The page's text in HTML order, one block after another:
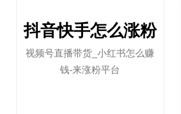
抖音快手怎么涨粉
视频号直播带货_小红书怎么赚
钱-来涨粉平台